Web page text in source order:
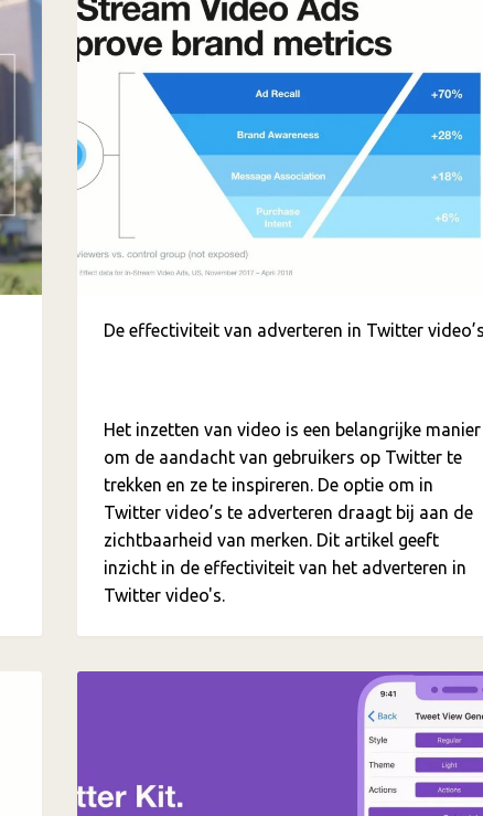
De effectiviteit van adverteren in Twitter
Het inzetten van video is een belangrijke manier
om de aandacht van gebruikers op Twitter te
trekken en ze te inspireren. De optie om in
Twitter video’s te adverteren draagt bij aan de
zichtbaarheid van merken. Dit artikel geeft
inzicht in de effectiviteit van het adverteren in
Twitter video's.